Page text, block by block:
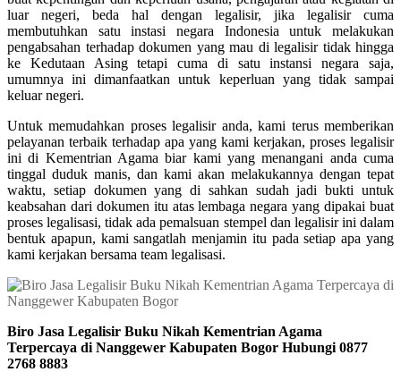
luar negeri, beda hal dengan legalisir, jika legalisir cuma
membutuhkan satu instasi negara Indonesia untuk melakukan
pengabsahan terhadap dokumen yang mau di legalisir tidak hingga
ke Kedutaan Asing tetapi cuma di satu instansi negara saja,
umumnya ini dimanfaatkan untuk keperluan yang tidak sampai
keluar negeri.
Untuk memudahkan proses legalisir anda, kami terus memberikan
pelayanan terbaik terhadap apa yang kami kerjakan, proses legalisir
ini di Kementrian Agama biar kami yang menangani anda cuma
tinggal duduk manis, dan kami akan melakukannya dengan tepat
waktu, setiap dokumen yang di sahkan sudah jadi bukti untuk
keabsahan dari dokumen itu atas lembaga negara yang dipakai buat
proses legalisasi, tidak ada pemalsuan stempel dan legalisir ini dalam
bentuk apapun, kami sangatlah menjamin itu pada setiap apa yang
kami kerjakan bersama team legalisasi.
Biro Jasa Legalisir Buku Nikah Kementrian Agama
Terpercaya di Nanggewer Kabupaten Bogor Hubungi 0877
2768 8883